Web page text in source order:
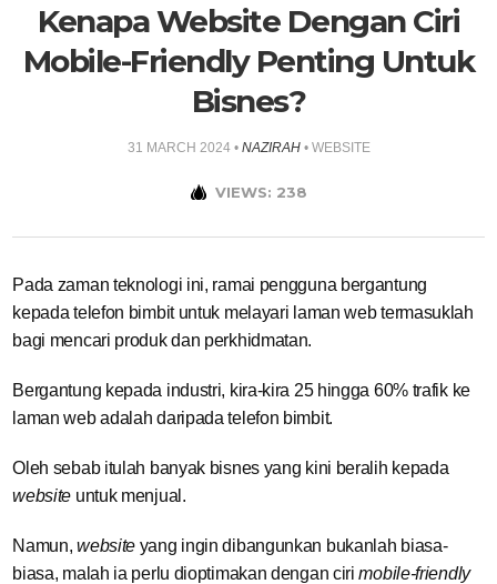
Kenapa Website Dengan Ciri
Mobile-Friendly Penting Untuk
Bisnes?
31 MARCH 2024• NAZIRAH• WEBSITE
VIEWS: 238
Pada zaman teknologi ini, ramai pengguna bergantung
kepada telefon bimbit untuk melayari laman web termasuklah
bagi mencari produk dan perkhidmatan.
Bergantung kepada industri, kira-kira 25 hingga 60% trafik ke
laman web adalah daripada telefon bimbit.
Oleh sebab itulah banyak bisnes yang kini beralih kepada
website untuk menjual.
Namun,website yang ingin dibangunkan bukanlah biasa-
biasa, malah ia perlu dioptimakan dengan cirimobile-friendly